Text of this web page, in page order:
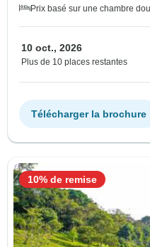
Prix basé sur une chambre
10 oct., 2026
Plus de 10 places restantes
Télécharger la brochure
10% de remise